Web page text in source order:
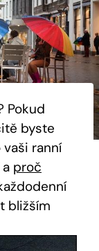
Pokud
⁤byste​
ranní
proč
⁤bližším‍